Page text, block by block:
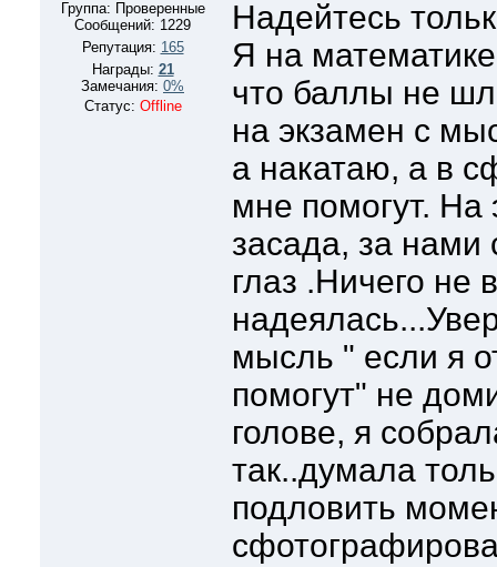
Группа: Проверенные
Сообщений: 1229
Репутация: 165
Награды: 21
Замечания: 0%
Статус: Offline
Надейтесь
Я на
что баллы не
на экзамен с
а накатаю, а в
мне помогут.
засада, за нами
глаз .Ничего не
мысль " если я
помогут" не
голове, я
так..думала
подловить